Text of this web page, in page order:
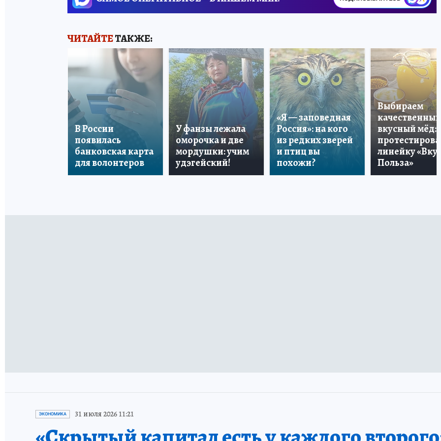
ЧИТАЙТЕТАКЖЕ:
В России
появилась
банковская карта
для волонтеров
У фанзы лежала
оморочка и две
мордушки: учим
удэгейский!
«Я — заповедная
Россия»: на кого
из редких зверей
и птиц вы
похожи?
Выбираем
качественный
вкусный мёд:
линейку «Вкус
Польза»
ЭКОНОМИКА 31 июля 2026 11:21